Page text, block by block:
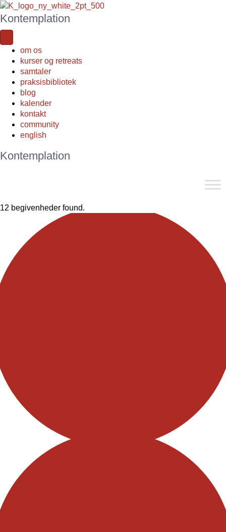
Kontemplation
om os
kurser og retreats
samtaler
praksisbibliotek
blog
kalender
kontakt
community
english
Kontemplation
12 begivenheder found.